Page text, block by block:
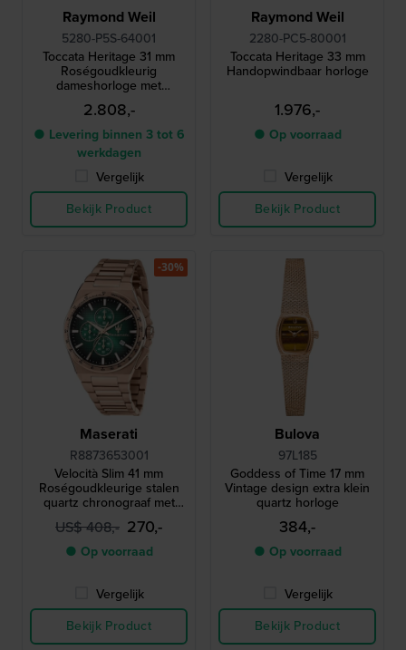
Raymond Weil
5280-P5S-64001
Toccata Heritage 31 mm
Roségoudkleurig
dameshorloge met
diamanten rand
2.808,-
● Levering binnen 3 tot 6
werkdagen
Vergelijk
Bekijk Product
Raymond Weil
2280-PC5-80001
Toccata Heritage 33 mm
Handopwindbaar horloge
1.976,-
● Op voorraad
Vergelijk
Bekijk Product
Maserati
R8873653001
Velocità Slim 41 mm
Roségoudkleurige stalen
quartz chronograaf met
US$ 408,- 270,-
● Op voorraad
Vergelijk
Bekijk Product
-30%
Bulova
97L185
Goddess of Time 17 mm
Vintage design extra klein
quartz horloge
384,-
● Op voorraad
Vergelijk
Bekijk Product